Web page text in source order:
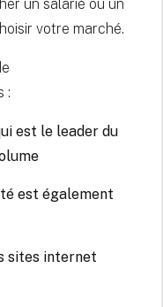
un salarié ou un
votre marché.
:
est le leader du
est également
sites internet